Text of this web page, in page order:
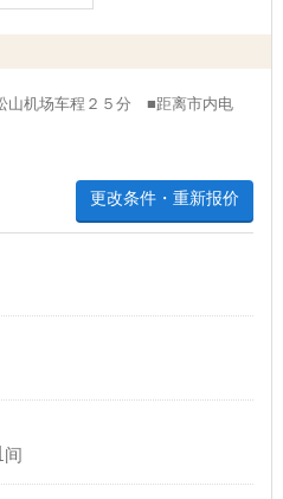
山机场车程２５分 ■距离市内电
更改条件・重新报价
间